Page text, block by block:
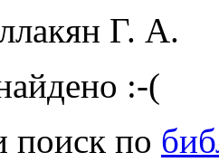
Г. А.
:-(
поиск по